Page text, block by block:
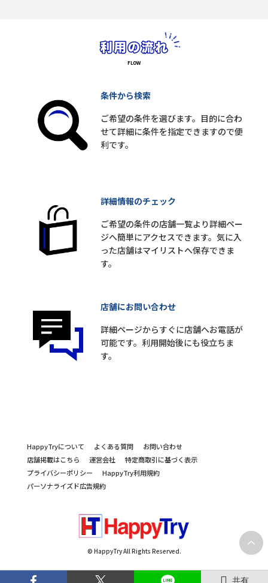
共有
条件から検索
ご希望の条件を選びます。目的に合わ
せて詳細に条件を指定できますので便
利です。
詳細情報のチェック
ご希望の条件の店舗一覧より詳細ペー
ジへ簡単にアクセスできます。気に入
った店舗はマイリストへ保存できま
す。
店舗にお問い合わせ
詳細ページからすぐに店舗へお電話が
可能です。利用開始後にも役立ちま
す。
HappyTryについて よくある質問
お問い合わせ
店舗掲載はこちら
運営会社
特定商取引に基づく表示
プライバシーポリシー
HappyTry利用規約
パーソナライズド広告規約
© HappyTry All Rights Reserved.